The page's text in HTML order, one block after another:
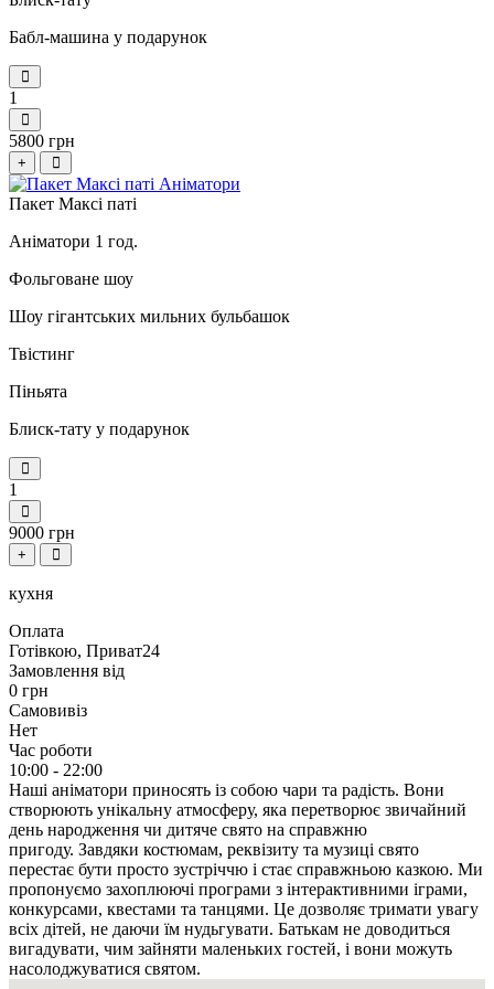
Бабл-машина у подарунок
1
5800 грн
+
Пакет Максі паті
Аніматори 1 год.
Фольговане шоу
Шоу гігантських мильних бульбашок
Твістинг
Піньята
Блиск-тату у подарунок
1
9000 грн
+
кухня
Оплата
Готівкою, Приват24
Замовлення від
0 грн
Самовивіз
Нет
Час роботи
10:00 - 22:00
Наші аніматори приносять із собою чари та радість. Вони
створюють унікальну атмосферу, яка перетворює звичайний
день народження чи дитяче свято на справжню
пригоду. Завдяки костюмам, реквізиту та музиці свято
перестає бути просто зустріччю і стає справжньою казкою. Ми
пропонуємо захоплюючі програми з інтерактивними іграми,
конкурсами, квестами та танцями. Це дозволяє тримати увагу
всіх дітей, не даючи їм нудьгувати. Батькам не доводиться
вигадувати, чим зайняти маленьких гостей, і вони можуть
насолоджуватися святом.